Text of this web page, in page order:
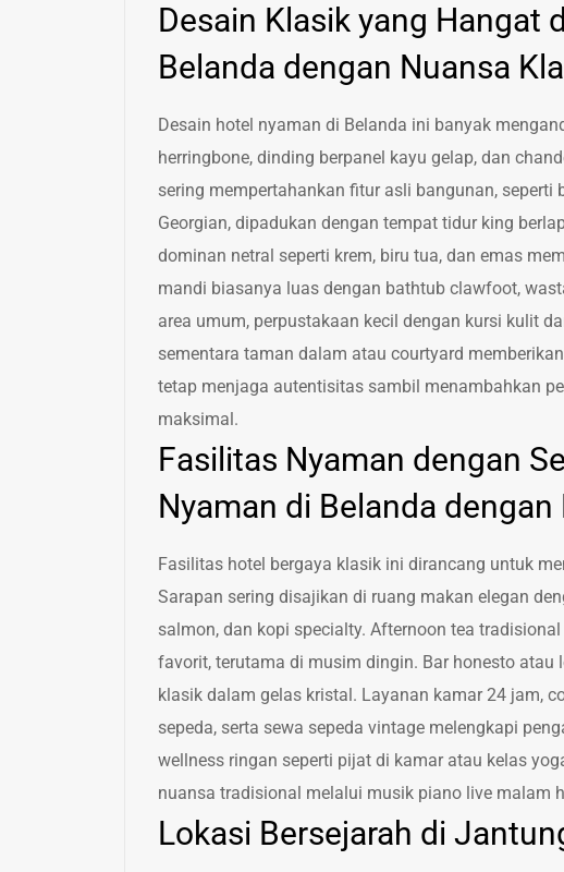
Desain Klasik yang Hangat
Belanda dengan Nuansa
Desain hotel nyaman di Belanda ini banyak
herringbone, dinding berpanel kayu gelap, dan
sering mempertahankan fitur asli bangunan,
Georgian, dipadukan dengan tempat tidur king
dominan netral seperti krem, biru tua, dan emas
mandi biasanya luas dengan bathtub clawfoot,
area umum, perpustakaan kecil dengan kursi kulit
sementara taman dalam atau courtyard
tetap menjaga autentisitas sambil menambahkan
maksimal.
Fasilitas Nyaman dengan
Nyaman di Belanda
Fasilitas hotel bergaya klasik ini dirancang untuk
Sarapan sering disajikan di ruang makan elegan
salmon, dan kopi specialty. Afternoon tea
favorit, terutama di musim dingin. Bar honesto atau
klasik dalam gelas kristal. Layanan kamar 24 jam,
sepeda, serta sewa sepeda vintage melengkapi
wellness ringan seperti pijat di kamar atau kelas
nuansa tradisional melalui musik piano live malam
Lokasi Bersejarah di